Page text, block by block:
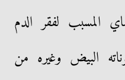
المسبب لفقر الدم
البيض وغيره من